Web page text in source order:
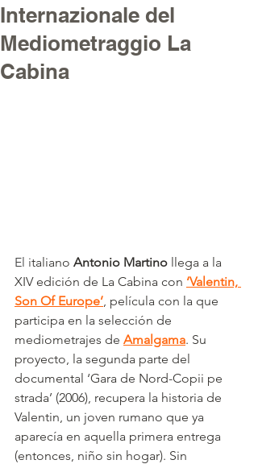
Internazionale del
Mediometraggio La
Cabina
El italiano Antonio Martino llega a la
XIV edición de La Cabina con ‘Valentin,
Son Of Europe’ , película con la que
participa en la selección de
mediometrajes de Amalgama. Su
proyecto, la segunda parte del
documental ‘Gara de Nord-Copii pe
strada’ (2006), recupera la historia de
Valentin, un joven rumano que ya
aparecía en aquella primera entrega
(entonces, niño sin hogar). Sin